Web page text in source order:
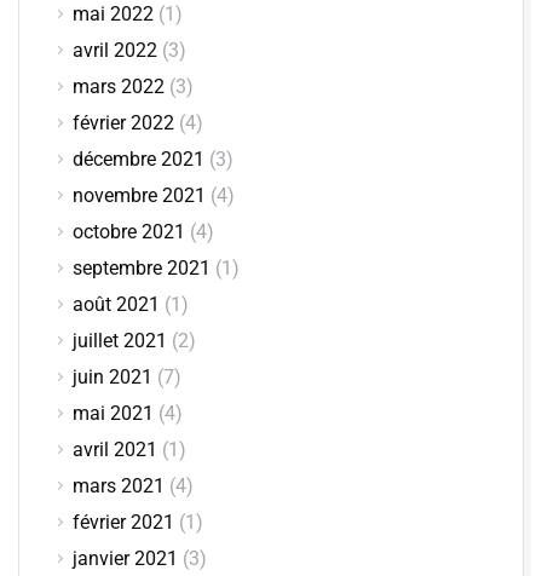
mai 2022 (1)
avril 2022 (3)
mars 2022 (3)
février 2022 (4)
décembre 2021 (3)
novembre 2021 (4)
octobre 2021 (4)
septembre 2021 (1)
août 2021 (1)
juillet 2021 (2)
juin 2021 (7)
mai 2021 (4)
avril 2021 (1)
mars 2021 (4)
février 2021 (1)
janvier 2021 (3)